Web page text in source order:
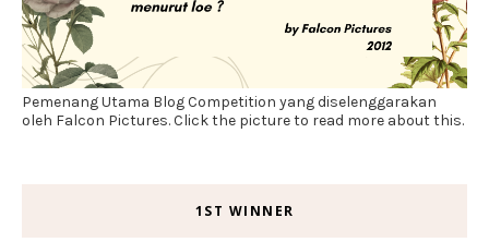
Pemenang Utama Blog Competition yang diselenggarakan
oleh Falcon Pictures. Click the picture to read more about this.
1ST WINNER